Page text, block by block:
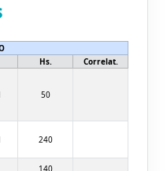
Hs. Correlat.
50
240
140